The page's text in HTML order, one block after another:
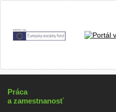
Práca
a zamestnanosť